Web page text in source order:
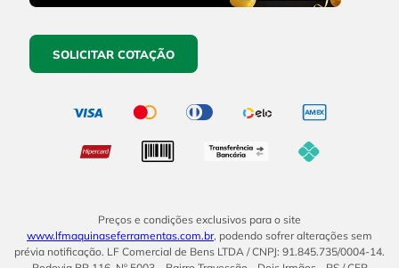
SOLICITAR COTAÇÃO
Preços e condições exclusivos para o site
www.lfmaquinaseferramentas.com.br, podendo sofrer alterações sem
prévia notificação. LF Comercial de Bens LTDA / CNPJ: 91.845.735/0004-14.